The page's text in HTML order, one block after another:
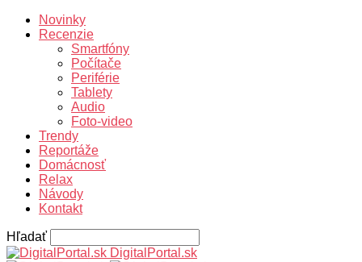
Novinky
Recenzie
Smartfóny
Počítače
Periférie
Tablety
Audio
Foto-video
Trendy
Reportáže
Domácnosť
Relax
Návody
Kontakt
Hľadať
DigitalPortal.sk